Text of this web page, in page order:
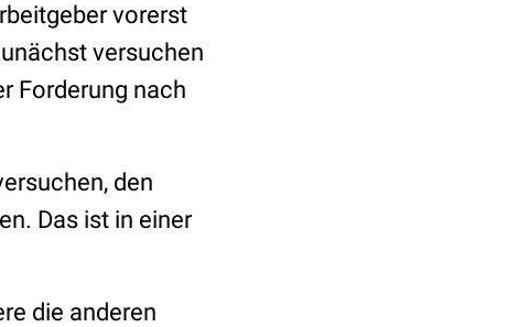
vorerst
versuchen
Forderung nach
den
Das ist in einer
die anderen